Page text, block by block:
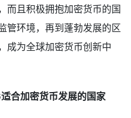
而且积极拥抱加密货币的国
管环境，再到蓬勃发展的区
成为全球加密货币创新中
合加密货币发展的国家